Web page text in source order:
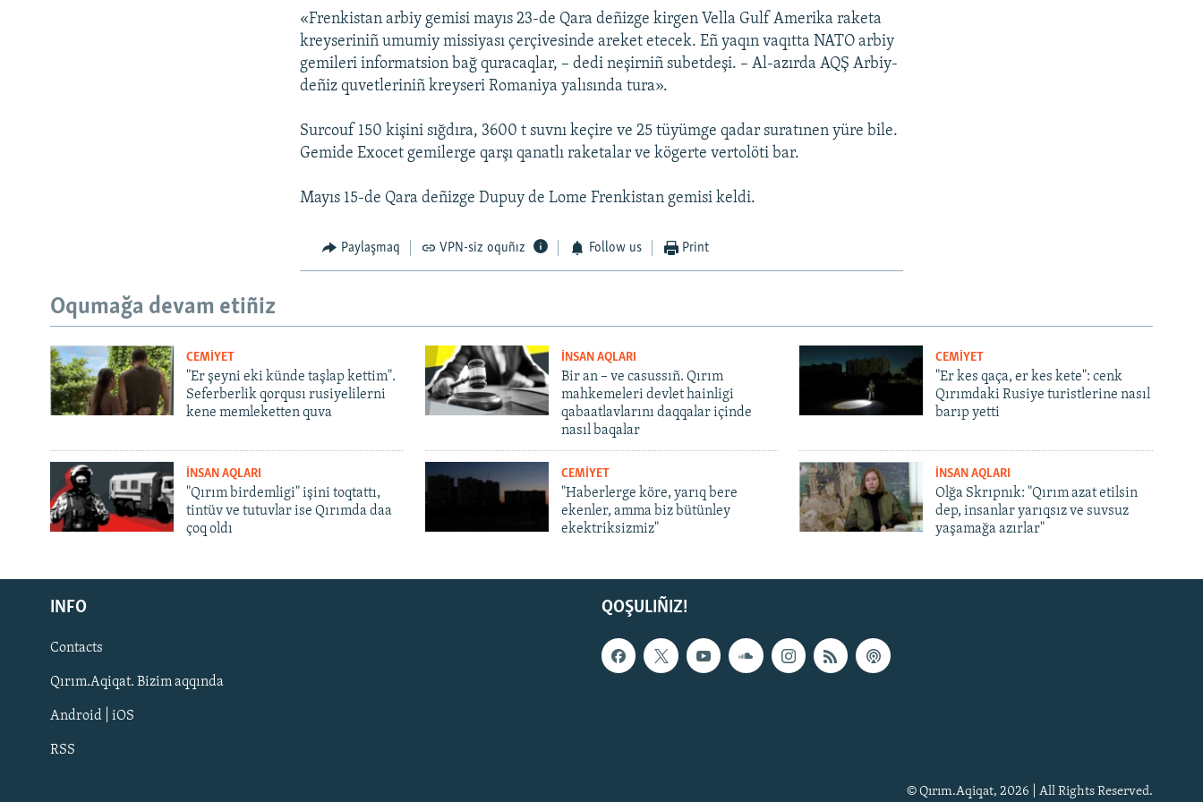
Русский
Українською
QOŞULIÑIZ!
«Frenkistan arbiy gemisi mayıs 23-de Qara deñizge kirgen Vella Gulf Amerika raketa
kreyseriniñ umumiy missiyası çerçivesinde areket etecek. Eñ yaqın vaqıtta NATO arbiy
gemileri informatsion bağ quracaqlar, – dedi neşirniñ subetdeşi. – Al-azırda AQŞ Arbiy-
deñiz quvetleriniñ kreyseri Romaniya yalısında tura».
Surcouf 150 kişini sığdıra, 3600 t suvnı keçire ve 25 tüyümge qadar suratınen yüre bile.
Gemide Exocet gemilerge qarşı qanatlı raketalar ve kögerte vertolöti bar.
Mayıs 15-de Qara deñizge Dupuy de Lome Frenkistan gemisi keldi.
Paylaşmaq VPN-siz oquñız Follow us Print
Oqumağa devam etiñiz
CEMİYET
"Er şeyni eki künde taşlap kettim".
Seferberlik qorqusı rusiyelilerni
kene memleketten quva
İNSAN AQLARI
Bir an – ve casussıñ. Qırım
mahkemeleri devlet hainligi
qabaatlavlarını daqqalar içinde
nasıl baqalar
CEMİYET
"Er kes qaça, er kes kete": cenk
Qırımdaki Rusiye turistlerine nasıl
barıp yetti
İNSAN AQLARI
"Qırım birdemligi" işini toqtattı,
tintüv ve tutuvlar ise Qırımda daa
çoq oldı
CEMİYET
"Haberlerge köre, yarıq bere
ekenler, amma biz bütünley
ekektriksizmiz"
İNSAN AQLARI
Olğa Skrıpnık: "Qırım azat etilsin
dep, insanlar yarıqsız ve suvsuz
yaşamağa azırlar"
QOŞULIÑIZ!
INFO
Contacts
Qırım.Aqiqat. Bizim aqqında
Android | iOS
RSS
© Qırım.Aqiqat, 2026 | All Rights Reserved.